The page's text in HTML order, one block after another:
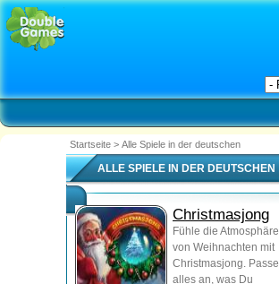
Startseite > Alle Spiele in der deutschen
ALLE SPIELE IN DER DEUTSCHEN
Christmasjong
Fühle die Atmosphäre
von Weihnachten mit
Christmasjong. Passe
alles an, was Du